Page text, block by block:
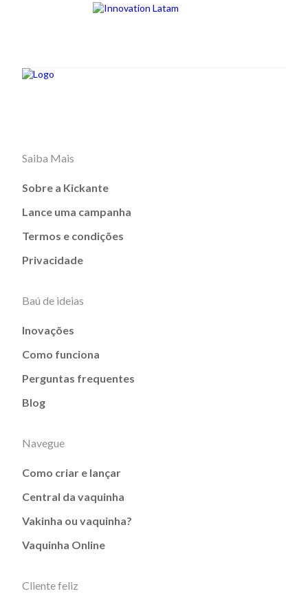
Saiba Mais
Sobre a Kickante
Lance uma campanha
Termos e condições
Privacidade
Baú de ideias
Inovações
Como funciona
Perguntas frequentes
Blog
Navegue
Como criar e lançar
Central da vaquinha
Vakinha ou vaquinha?
Vaquinha Online
Cliente feliz